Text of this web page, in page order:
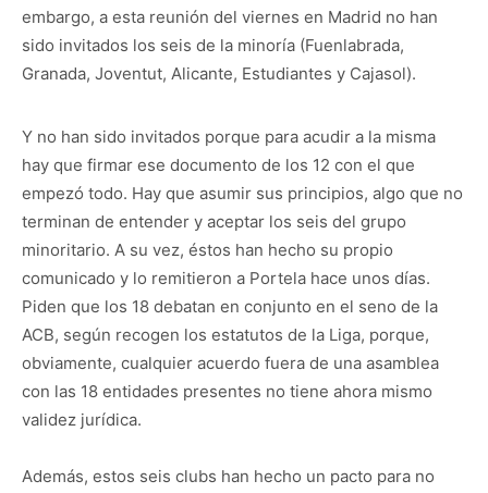
embargo, a esta reunión del viernes en Madrid no han
sido invitados los seis de la minoría (Fuenlabrada,
Granada, Joventut, Alicante, Estudiantes y Cajasol).
Y no han sido invitados porque para acudir a la misma
hay que firmar ese documento de los 12 con el que
empezó todo. Hay que asumir sus principios, algo que no
terminan de entender y aceptar los seis del grupo
minoritario. A su vez, éstos han hecho su propio
comunicado y lo remitieron a Portela hace unos días.
Piden que los 18 debatan en conjunto en el seno de la
ACB, según recogen los estatutos de la Liga, porque,
obviamente, cualquier acuerdo fuera de una asamblea
con las 18 entidades presentes no tiene ahora mismo
validez jurídica.
Además, estos seis clubs han hecho un pacto para no